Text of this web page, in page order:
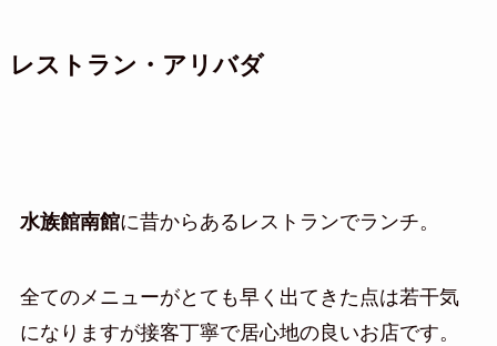
レストラン・アリバダ
水族館南館に昔からあるレストランでランチ。
全てのメニューがとても早く出てきた点は若干気
になりますが接客丁寧で居心地の良いお店です。